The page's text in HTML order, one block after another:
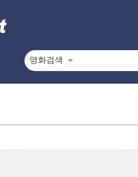
영화검색